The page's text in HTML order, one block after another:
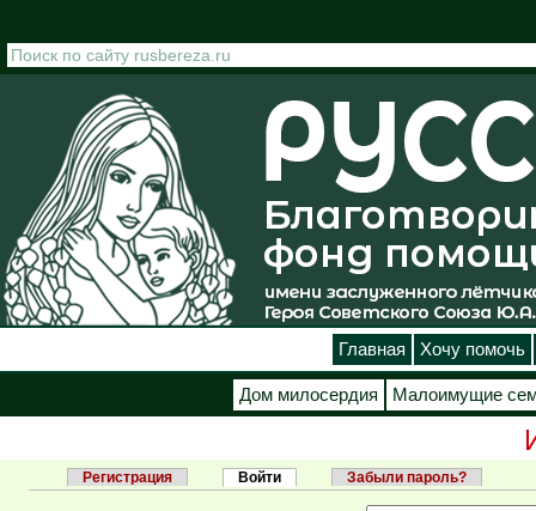
Главная Хочу помочь
Дом милосердия Малоимущие
Главные вкладки
Регистрация Войти (активная вкладка)
Забыли пароль?